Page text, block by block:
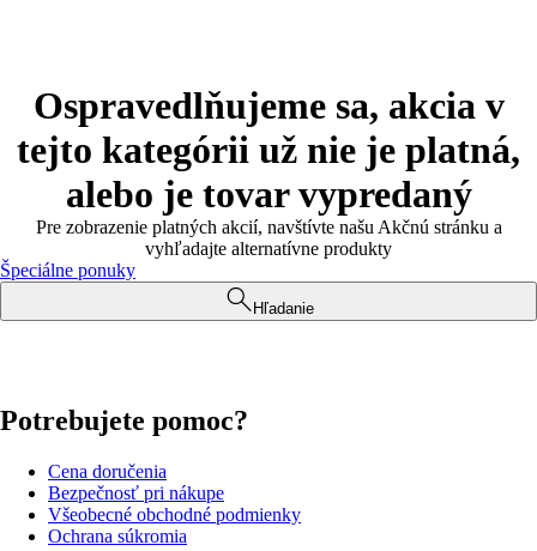
Ospravedlňujeme sa, akcia v
tejto kategórii už nie je platná,
alebo je tovar vypredaný
Pre zobrazenie platných akcií, navštívte našu Akčnú stránku a
vyhľadajte alternatívne produkty
Špeciálne ponuky
Hľadanie
Potrebujete pomoc?
Cena doručenia
Bezpečnosť pri nákupe
Všeobecné obchodné podmienky
Ochrana súkromia